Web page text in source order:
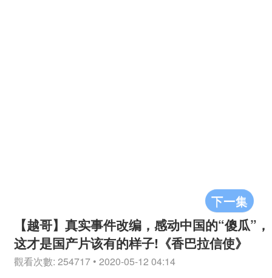
下一集
【越哥】真实事件改编，感动中国的“傻瓜”，
这才是国产片该有的样子!《香巴拉信使》
觀看次數: 254717 • 2020-05-12 04:14